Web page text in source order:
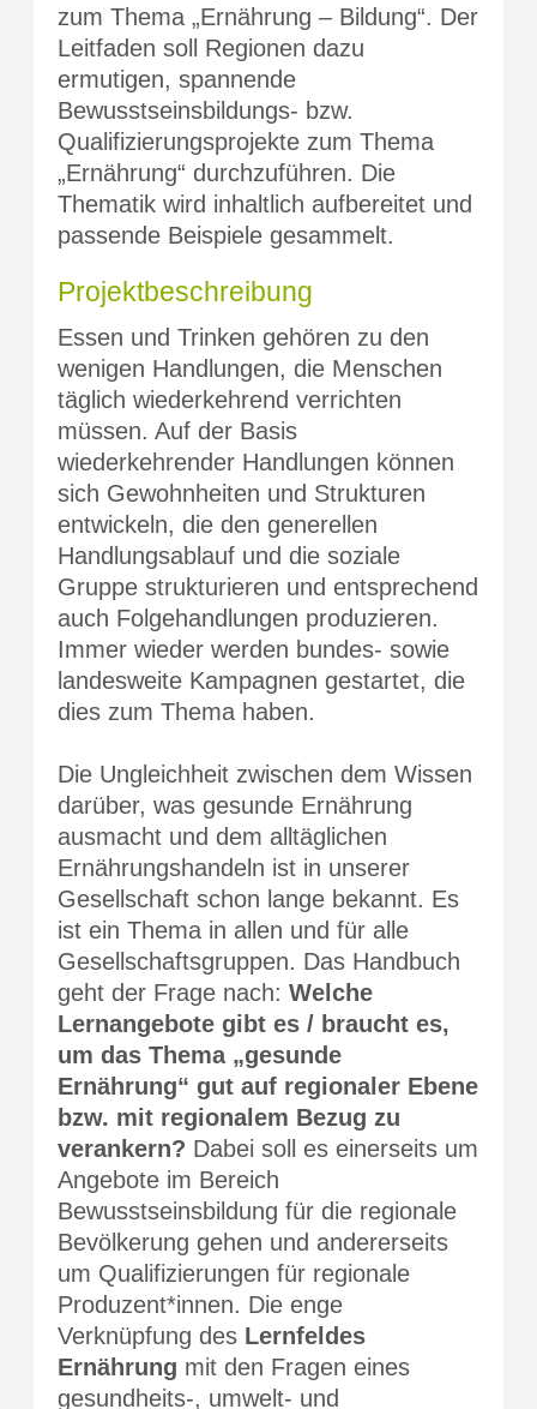
zum Thema „Ernährung – Bildung“. Der
Leitfaden soll Regionen dazu
ermutigen, spannende
Bewusstseinsbildungs- bzw.
Qualifizierungsprojekte zum Thema
„Ernährung“ durchzuführen. Die
Thematik wird inhaltlich aufbereitet und
passende Beispiele gesammelt.
Projektbeschreibung
Essen und Trinken gehören zu den
wenigen Handlungen, die Menschen
täglich wiederkehrend verrichten
müssen. Auf der Basis
wiederkehrender Handlungen können
sich Gewohnheiten und Strukturen
entwickeln, die den generellen
Handlungsablauf und die soziale
Gruppe strukturieren und entsprechend
auch Folgehandlungen produzieren.
Immer wieder werden bundes- sowie
landesweite Kampagnen gestartet, die
dies zum Thema haben.
Die Ungleichheit zwischen dem Wissen
darüber, was gesunde Ernährung
ausmacht und dem alltäglichen
Ernährungshandeln ist in unserer
Gesellschaft schon lange bekannt. Es
ist ein Thema in allen und für alle
Gesellschaftsgruppen. Das Handbuch
geht der Frage nach: Welche
Lernangebote gibt es / braucht es,
um das Thema „gesunde
Ernährung“ gut auf regionaler Ebene
bzw. mit regionalem Bezug zu
verankern? Dabei soll es einerseits um
Angebote im Bereich
Bewusstseinsbildung für die regionale
Bevölkerung gehen und andererseits
um Qualifizierungen für regionale
Produzent*innen. Die enge
Verknüpfung des Lernfeldes
Ernährung mit den Fragen eines
gesundheits-, umwelt- und